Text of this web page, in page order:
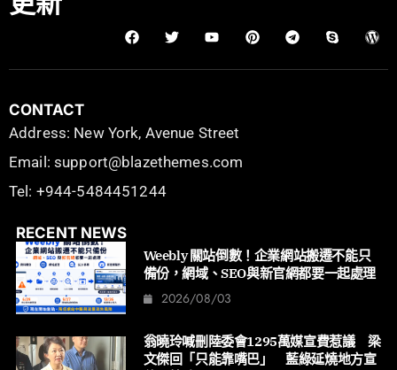
更新
CONTACT
Address: New York, Avenue Street
Email: support@blazethemes.com
Tel: +944-5484451244
RECENT NEWS
Weebly 關站倒數！企業網站搬遷不能只
備份，網域、SEO與新官網都要一起處理
2026/08/03
翁曉玲喊刪陸委會1295萬媒宣費惹議 梁
文傑回「只能靠嘴巴」 藍綠延燒地方宣